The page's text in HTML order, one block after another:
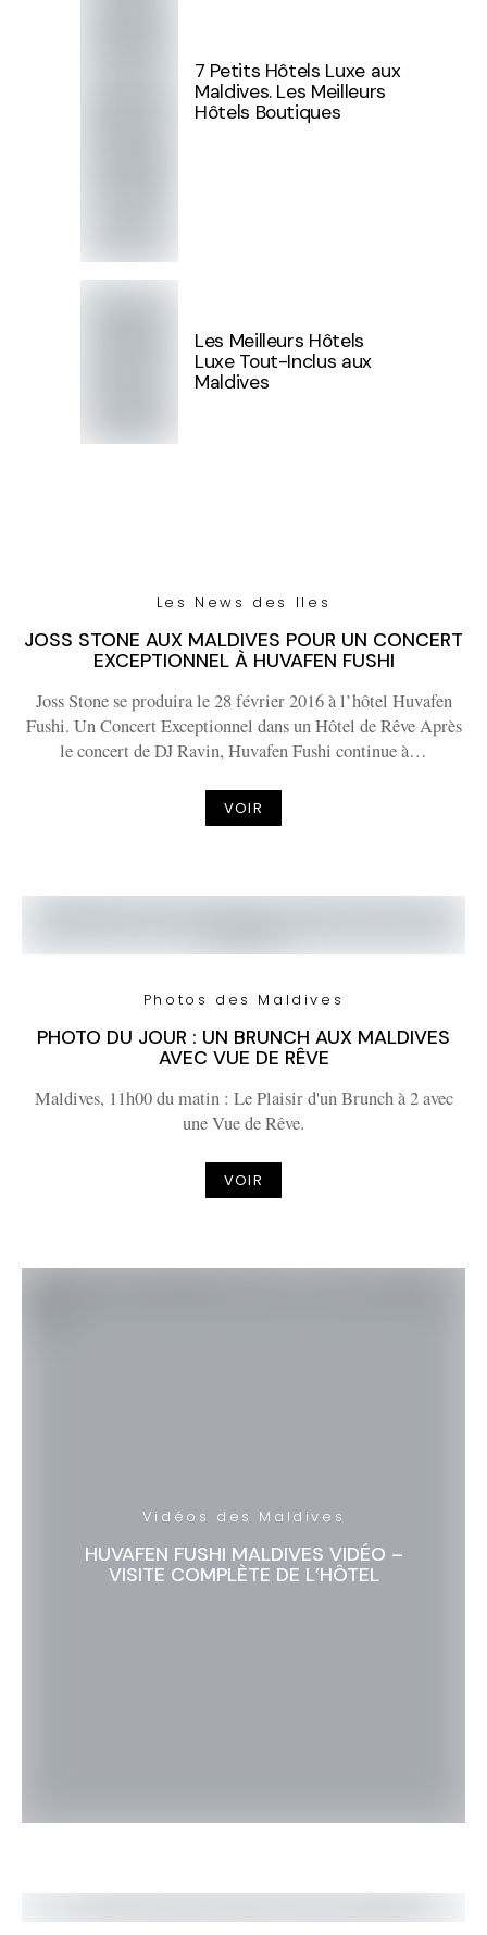
7 Petits Hôtels Luxe aux
Maldives. Les Meilleurs
Hôtels Boutiques
Les Meilleurs Hôtels
Luxe Tout-Inclus aux
Maldives
Les News des Iles
JOSS STONE AUX MALDIVES POUR UN CONCERT
EXCEPTIONNEL À HUVAFEN FUSHI
Joss Stone se produira le 28 février 2016 à l’hôtel Huvafen
Fushi. Un Concert Exceptionnel dans un Hôtel de Rêve Après
le concert de DJ Ravin, Huvafen Fushi continue à…
VOIR
Photos des Maldives
PHOTO DU JOUR : UN BRUNCH AUX MALDIVES
AVEC VUE DE RÊVE
Maldives, 11h00 du matin : Le Plaisir d'un Brunch à 2 avec
une Vue de Rêve.
VOIR
Vidéos des Maldives
HUVAFEN FUSHI MALDIVES VIDÉO –
VISITE COMPLÈTE DE L’HÔTEL